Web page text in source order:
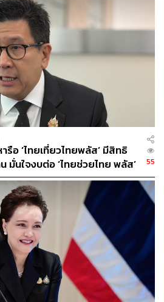
าทั้งด้านบัญชี กฎหมาย และ
ดรับกับภารกิจการบริหารจัดเก็บ
โดยมีประวัติการศึกษา ดังนี้
กิจบัณฑิต (การบัญชี) มหาวิทยาลัย
บัณฑิต มหาวิทยาลัยธรรมศาสตร์
สนศาสตรมหาบัณฑิต
ร์) จุฬาลงกรณ์มหาวิทยาลัย
รมหลักสูตรนักปกครองระดับสูง
2561
ครั้งนี้อาจถูกมองว่า เป็นการเลือก
ำกรมฯ ในช่วงเปลี่ยนผ่านเท่านั้น
กษียณอายุราชการในสิ้นเดือน
งจะต้องพิจารณาโยกย้ายหรือแต่ง
ครั้งในปีงบประมาณใหม่ที่กำลังจะ
รือ ‘ไทยเที่ยวไทยพลัส’ มีสิทธิ
มั่นใจงบต่อ ‘ไทยช่วยไทย พลัส’
55